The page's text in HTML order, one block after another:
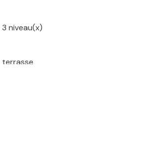
3 niveau(x)
terrasse